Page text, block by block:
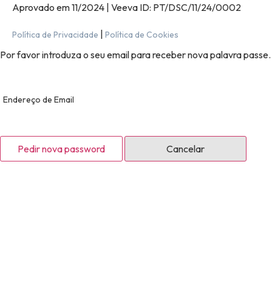
Aprovado em 11/2024 | Veeva ID: PT/DSC/11/24/0002
Política de Privacidade | Política de Cookies
Por favor introduza o seu email para receber nova palavra passe.
Endereço de Email
Pedir nova password Cancelar